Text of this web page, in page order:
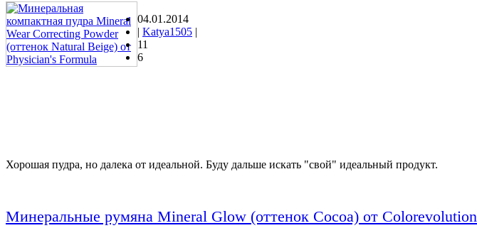
04.01.2014
| Katya1505 |
11
6
Хорошая пудра, но далека от идеальной. Буду дальше искать "свой" идеальный продукт.
Минеральные румяна Mineral Glow (оттенок Cocoa) от Colorevolution